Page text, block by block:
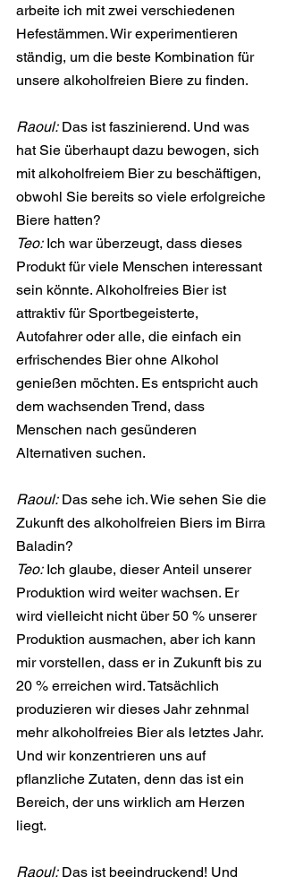
arbeite ich mit zwei verschiedenen
Hefestämmen. Wir experimentieren
ständig, um die beste Kombination für
unsere alkoholfreien Biere zu finden.
Raoul: Das ist faszinierend. Und was
hat Sie überhaupt dazu bewogen, sich
mit alkoholfreiem Bier zu beschäftigen,
obwohl Sie bereits so viele erfolgreiche
Biere hatten?
Teo: Ich war überzeugt, dass dieses
Produkt für viele Menschen interessant
sein könnte. Alkoholfreies Bier ist
attraktiv für Sportbegeisterte,
Autofahrer oder alle, die einfach ein
erfrischendes Bier ohne Alkohol
genießen möchten. Es entspricht auch
dem wachsenden Trend, dass
Menschen nach gesünderen
Alternativen suchen.
Raoul: Das sehe ich. Wie sehen Sie die
Zukunft des alkoholfreien Biers im Birra
Baladin?
Teo: Ich glaube, dieser Anteil unserer
Produktion wird weiter wachsen. Er
wird vielleicht nicht über 50 % unserer
Produktion ausmachen, aber ich kann
mir vorstellen, dass er in Zukunft bis zu
20 % erreichen wird. Tatsächlich
produzieren wir dieses Jahr zehnmal
mehr alkoholfreies Bier als letztes Jahr.
Und wir konzentrieren uns auf
pflanzliche Zutaten, denn das ist ein
Bereich, der uns wirklich am Herzen
liegt.
Raoul: Das ist beeindruckend! Und